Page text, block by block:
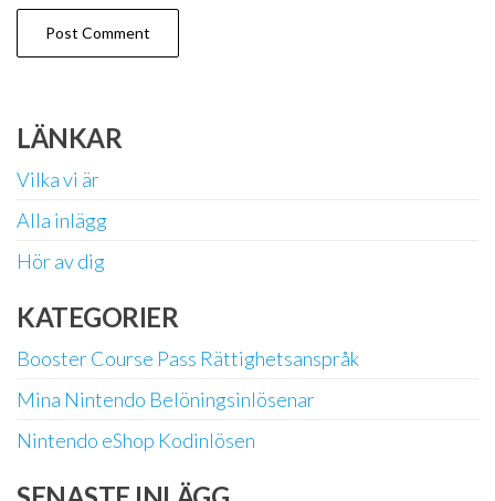
LÄNKAR
Vilka vi är
Alla inlägg
Hör av dig
KATEGORIER
Booster Course Pass Rättighetsanspråk
Mina Nintendo Belöningsinlösenar
Nintendo eShop Kodinlösen